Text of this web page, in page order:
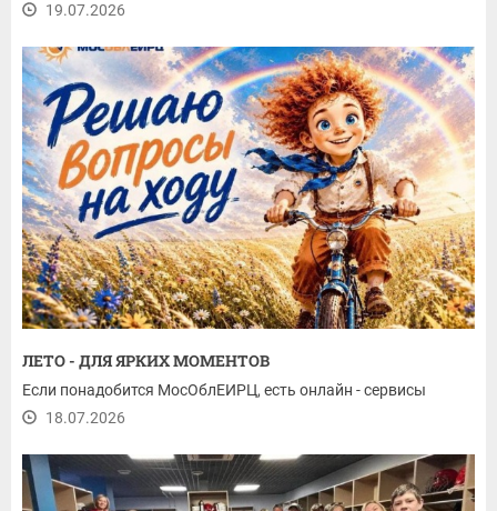
19.07.2026
ЛЕТО - ДЛЯ ЯРКИХ МОМЕНТОВ
Если понадобится МосОблЕИРЦ, есть онлайн - сервисы
18.07.2026